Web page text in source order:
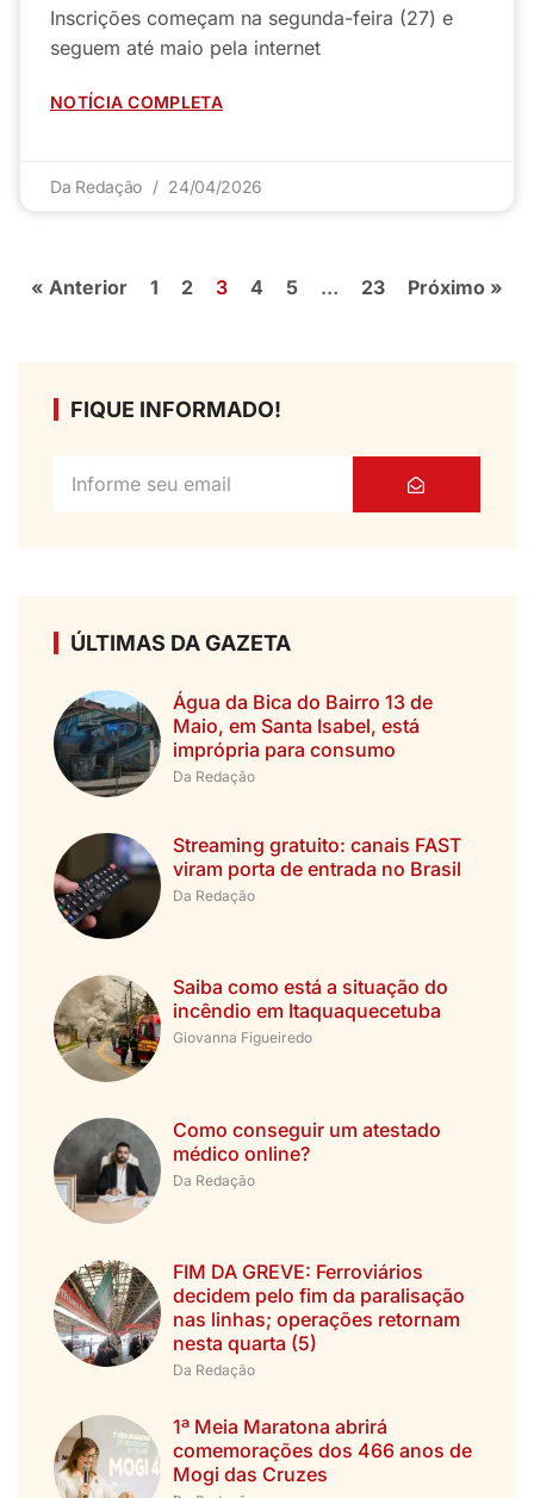
Inscrições começam na segunda-feira (27) e
seguem até maio pela internet
NOTÍCIA COMPLETA
Da Redação 24/04/2026
« Anterior 1 2 3 4 5 … 23 Próximo »
FIQUE INFORMADO!
ÚLTIMAS DA GAZETA
Água da Bica do Bairro 13 de
Maio, em Santa Isabel, está
imprópria para consumo
Da Redação
Streaming gratuito: canais FAST
viram porta de entrada no Brasil
Da Redação
Saiba como está a situação do
incêndio em Itaquaquecetuba
Giovanna Figueiredo
Como conseguir um atestado
médico online?
Da Redação
FIM DA GREVE: Ferroviários
decidem pelo fim da paralisação
nas linhas; operações retornam
nesta quarta (5)
Da Redação
1ª Meia Maratona abrirá
comemorações dos 466 anos de
Mogi das Cruzes